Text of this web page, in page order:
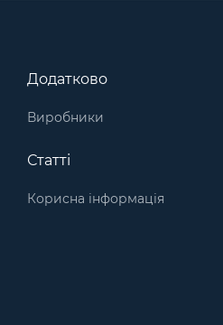
Додатково
Виробники
Статті
Корисна інформація